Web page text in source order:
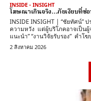
INSIDE - INSIGHT
โฆษณาเกินจริง…ภัยเงียบที่ซ่
INSIDE INSIGHT | “ชัยทัศน์” ประจำวันที่ 3 สิงหาคม 2569 เมื่อคำโฆษณาขาย
ความหวัง แต่ผู้บริโภคอาจเป็นผู้จ่ายราคา “เห็นผลใน 7 วัน”
แนะนำ” “
2 สิงหาคม 2026